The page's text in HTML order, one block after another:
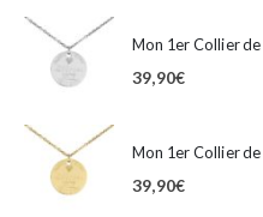
Mon 1er Collier de
39,90€
Mon 1er Collier de
39,90€